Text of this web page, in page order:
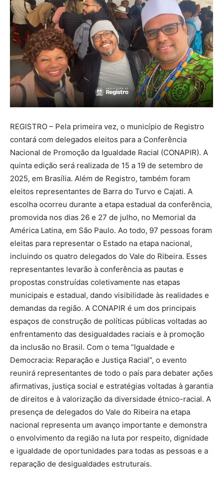
REGISTRO – Pela primeira vez, o município de Registro
contará com delegados eleitos para a Conferência
Nacional de Promoção da Igualdade Racial (CONAPIR). A
quinta edição será realizada de 15 a 19 de setembro de
2025, em Brasília. Além de Registro, também foram
eleitos representantes de Barra do Turvo e Cajati. A
escolha ocorreu durante a etapa estadual da conferência,
promovida nos dias 26 e 27 de julho, no Memorial da
América Latina, em São Paulo. Ao todo, 97 pessoas foram
eleitas para representar o Estado na etapa nacional,
incluindo os quatro delegados do Vale do Ribeira. Esses
representantes levarão à conferência as pautas e
propostas construídas coletivamente nas etapas
municipais e estadual, dando visibilidade às realidades e
demandas da região. A CONAPIR é um dos principais
espaços de construção de políticas públicas voltadas ao
enfrentamento das desigualdades raciais e à promoção
da inclusão no Brasil. Com o tema “Igualdade e
Democracia: Reparação e Justiça Racial”, o evento
reunirá representantes de todo o país para debater ações
afirmativas, justiça social e estratégias voltadas à garantia
de direitos e à valorização da diversidade étnico-racial. A
presença de delegados do Vale do Ribeira na etapa
nacional representa um avanço importante e demonstra
o envolvimento da região na luta por respeito, dignidade
e igualdade de oportunidades para todas as pessoas e a
reparação de desigualdades estruturais.